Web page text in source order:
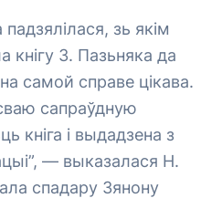
зь якім
кнігу З. Пазьняка да
самой справе цікава.
сапраўдную
кніга і выдадзена з
— выказалася Н.
спадару Зянону